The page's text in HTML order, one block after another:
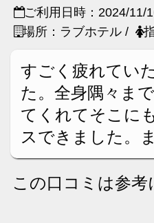
ご利用日時：2024/11/
場所：ラブホテル /
すごく疲れてい
た。全身隅々ま
てくれてそこに
スできました。
この口コミは参考